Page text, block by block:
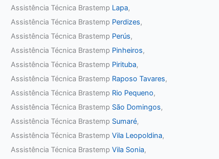
Assistência Técnica Brastemp Lapa,
Assistência Técnica Brastemp Perdizes,
Assistência Técnica Brastemp Perús,
Assistência Técnica Brastemp Pinheiros,
Assistência Técnica Brastemp Pirituba,
Assistência Técnica Brastemp Raposo Tavares,
Assistência Técnica Brastemp Rio Pequeno,
Assistência Técnica Brastemp São Domingos,
Assistência Técnica Brastemp Sumaré,
Assistência Técnica BrastempVila Leopoldina,
Assistência Técnica BrastempVila Sonia,